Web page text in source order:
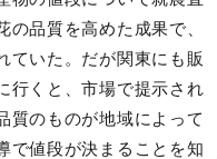
品質を高めた成果で、
ていた。だが関東にも販
行くと、市場で提示され
質のものが地域によって
で値段が決まることを知